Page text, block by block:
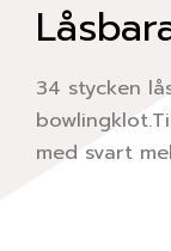
34 stycken
med svart